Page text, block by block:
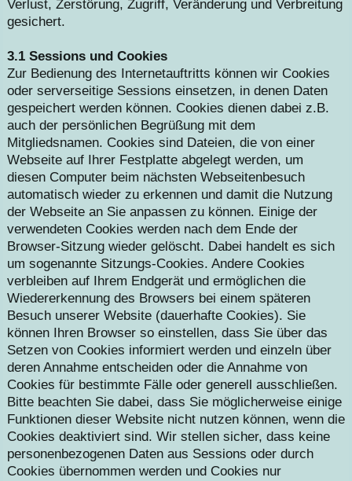
Verlust, Zerstörung, Zugriff, Veränderung und Verbreitung
gesichert.
3.1 Sessions und Cookies
Zur Bedienung des Internetauftritts können wir Cookies
oder serverseitige Sessions einsetzen, in denen Daten
gespeichert werden können. Cookies dienen dabei z.B.
auch der persönlichen Begrüßung mit dem
Mitgliedsnamen. Cookies sind Dateien, die von einer
Webseite auf Ihrer Festplatte abgelegt werden, um
diesen Computer beim nächsten Webseitenbesuch
automatisch wieder zu erkennen und damit die Nutzung
der Webseite an Sie anpassen zu können. Einige der
verwendeten Cookies werden nach dem Ende der
Browser-Sitzung wieder gelöscht. Dabei handelt es sich
um sogenannte Sitzungs-Cookies. Andere Cookies
verbleiben auf Ihrem Endgerät und ermöglichen die
Wiedererkennung des Browsers bei einem späteren
Besuch unserer Website (dauerhafte Cookies). Sie
können Ihren Browser so einstellen, dass Sie über das
Setzen von Cookies informiert werden und einzeln über
deren Annahme entscheiden oder die Annahme von
Cookies für bestimmte Fälle oder generell ausschließen.
Bitte beachten Sie dabei, dass Sie möglicherweise einige
Funktionen dieser Website nicht nutzen können, wenn die
Cookies deaktiviert sind. Wir stellen sicher, dass keine
personenbezogenen Daten aus Sessions oder durch
Cookies übernommen werden und Cookies nur